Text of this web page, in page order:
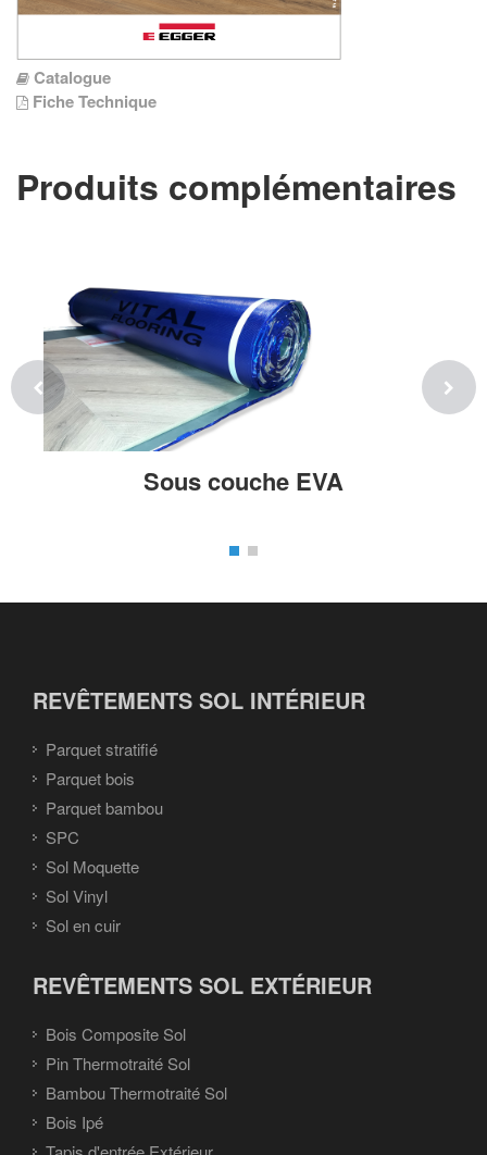
Catalogue
Fiche Technique
Produits complémentaires
Sous couche EVA
REVÊTEMENTS SOL INTÉRIEUR
Parquet stratifié
Parquet bois
Parquet bambou
SPC
Sol Moquette
Sol Vinyl
Sol en cuir
REVÊTEMENTS SOL EXTÉRIEUR
Bois Composite Sol
Pin Thermotraité Sol
Bambou Thermotraité Sol
Bois Ipé